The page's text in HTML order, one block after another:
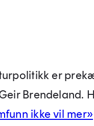
er
Brendeland.
ikke vil mer»